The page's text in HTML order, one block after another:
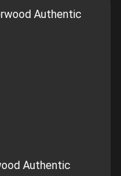
Authentic